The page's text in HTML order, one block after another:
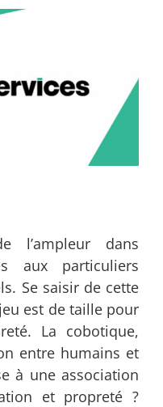
l’ampleur dans
aux particuliers
Se saisir de cette
est de taille pour
La cobotique,
entre humains et
à une association
et propreté ?